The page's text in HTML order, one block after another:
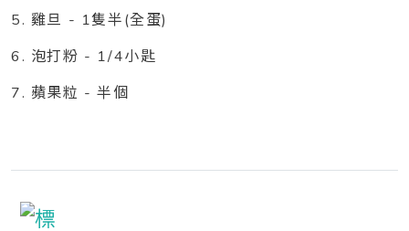
5. 雞旦 - 1隻半(全蛋)
6. 泡打粉 - 1/4小匙
7. 蘋果粒 - 半個